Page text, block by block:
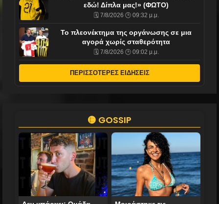
εδώ! Δίπλα μας!» (ΦΩΤΟ)
🗓️ 7/8/2026 🕒 09:32 μ.μ.
Το πλεονέκτημα της οργάνωσης σε μια
αγορά χωρίς σταθερότητα
🗓️ 7/8/2026 🕒 09:02 μ.μ.
ΠΕΡΙΣΣΟΤΕΡΕΣ ΕΙΔΗΣΕΙΣ
🟡 GOSSIP